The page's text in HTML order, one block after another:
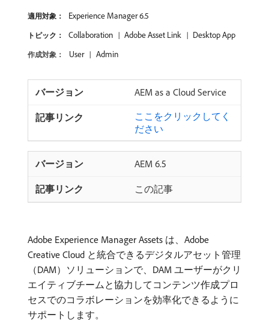
適用対象： Experience Manager 6.5
トピック： Collaboration Adobe Asset Link Desktop App
作成対象： User Admin
AEM as a Cloud Service
ここをクリックしてく
ださい
AEM 6.5
この記事
Adobe Experience Manager Assets は、Adobe
Creative Cloud と統合できるデジタルアセット管理
（DAM）ソリューションで、DAM ユーザーがクリ
エイティブチームと協力してコンテンツ作成プロ
セスでのコラボレーションを効率化できるように
サポートします。